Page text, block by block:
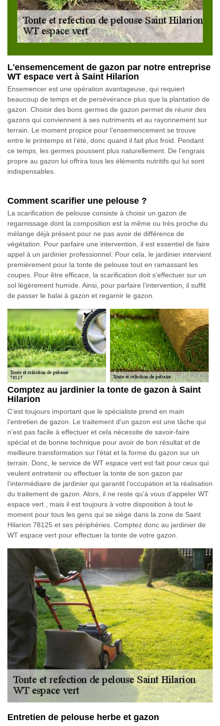
L'ensemencement de gazon par notre entreprise
WT espace vert à Saint Hilarion
Ensemencer est une opération avantageuse, qui requiert
beaucoup de temps et de persévérance plus que la plantation de
gazon. Choisir des bons germes de gazon permet de réunir des
gazons qui conviennent à ses nutriments et au rayonnement sur
terrain. Le moment propice pour l’ensemencement se trouve
entre le printemps et l’été, donc quand il fait plus froid. Pendant
ce temps, les germes poussent plus naturellement. De l'engrais
propre au gazon lui offrira tous les éléments nutritifs qui lui sont
indispensables.
Comment scarifier une pelouse ?
La scarification de pelouse consiste à choisir un gazon de
regarnissage dont la composition est la même ou très proche du
mélange déjà présent pour ne pas avoir de différence de
végétation. Pour parfaire une intervention, il est essentiel de faire
appel à un jardinier professionnel. Pour cela, le jardinier intervient
premièrement pour la tonte de pelouse tout en ramassant les
coupes. Pour être efficace, la scarification doit s'effectuer sur un
sol légèrement humide. Ainsi, pour parfaire l’intervention, il suffit
de passer le balai à gazon et regarnir le gazon.
Comptez au jardinier la tonte de gazon à Saint
Hilarion
C’est toujours important que le spécialiste prend en main
l’entretien de gazon. Le traitement d’un gazon est une tâche qui
n’est pas facile à effectuer et cela nécessite de savoir-faire
spécial et de bonne technique pour avoir de bon résultat et de
meilleure transformation sur l’état et la forme du gazon sur un
terrain. Donc, le service de WT espace vert est fait pour ceux qui
veulent entretenir ou effectuer la tonte de son gazon par
l’intermédiaire de jardinier qui garantit l’occupation et la réalisation
du traitement de gazon. Alors, il ne reste qu’à vous d’appeler WT
espace vert , mais il est toujours à votre disposition à tout le
moment pour tous les gens qui se siège dans la zone de Saint
Hilarion 78125 et ses périphéries. Comptez donc au jardinier de
WT espace vert pour effectuer la tonte de votre gazon.
Entretien de pelouse herbe et gazon